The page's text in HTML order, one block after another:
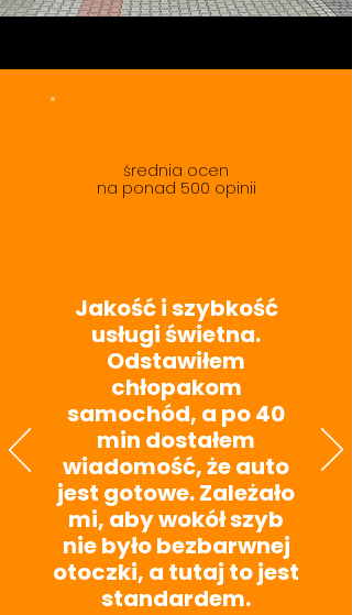
średnia ocen
na ponad 500 opinii
Jakość i szybkość
usługi świetna.
Odstawiłem
chłopakom
samochód, a po 40
min dostałem
wiadomość, że auto
jest gotowe. Zależało
mi, aby wokół szyb
nie było bezbarwnej
otoczki, a tutaj to jest
standardem.